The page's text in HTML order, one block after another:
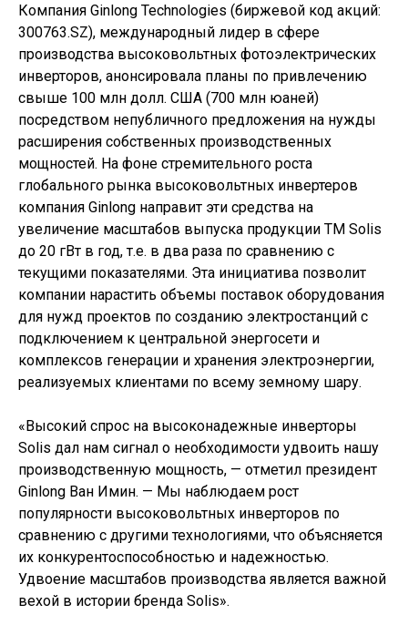
Компания Ginlong Technologies (биржевой код акций:
300763.SZ), международный лидер в сфере
производства высоковольтных фотоэлектрических
инверторов, анонсировала планы по привлечению
свыше 100 млн долл. США (700 млн юаней)
посредством непубличного предложения на нужды
расширения собственных производственных
мощностей. На фоне стремительного роста
глобального рынка высоковольтных инвертеров
компания Ginlong направит эти средства на
увеличение масштабов выпуска продукции ТМ Solis
до 20 гВт в год, т.е. в два раза по сравнению с
текущими показателями. Эта инициатива позволит
компании нарастить объемы поставок оборудования
для нужд проектов по созданию электростанций с
подключением к центральной энергосети и
комплексов генерации и хранения электроэнергии,
реализуемых клиентами по всему земному шару.
«Высокий спрос на высоконадежные инверторы
Solis дал нам сигнал о необходимости удвоить нашу
производственную мощность, — отметил президент
Ginlong Ван Имин. — Мы наблюдаем рост
популярности высоковольтных инверторов по
сравнению с другими технологиями, что объясняется
их конкурентоспособностью и надежностью.
Удвоение масштабов производства является важной
вехой в истории бренда Solis».